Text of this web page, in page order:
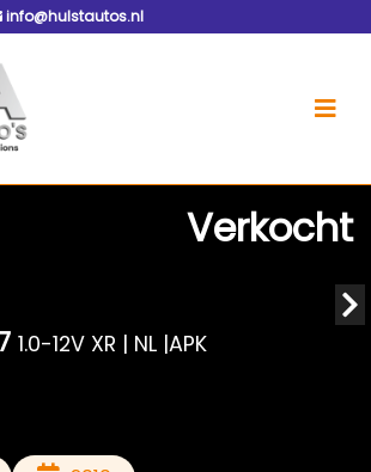
info@hulstautos.nl
Verkocht
1.0-12V XR | NL |APK